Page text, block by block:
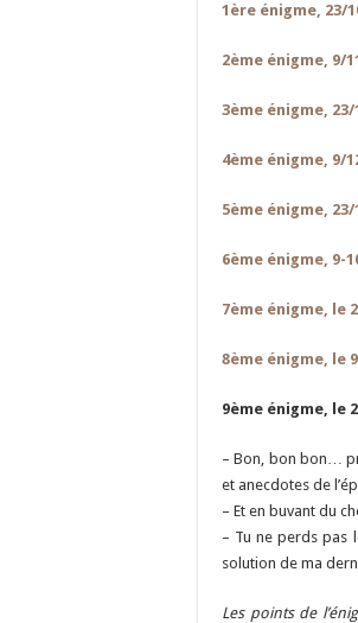
1ère énigme, 23/
2ème énigme, 9/
3ème énigme, 23/
4ème énigme, 9/
5ème énigme, 23/
6ème énigme, 9-
7ème énigme, le
8ème énigme, le
9ème énigme, le
– Bon, bon bon…
et anecdotes de
– Et en buvant du
– Tu ne perds pas
solution de ma
Les points de